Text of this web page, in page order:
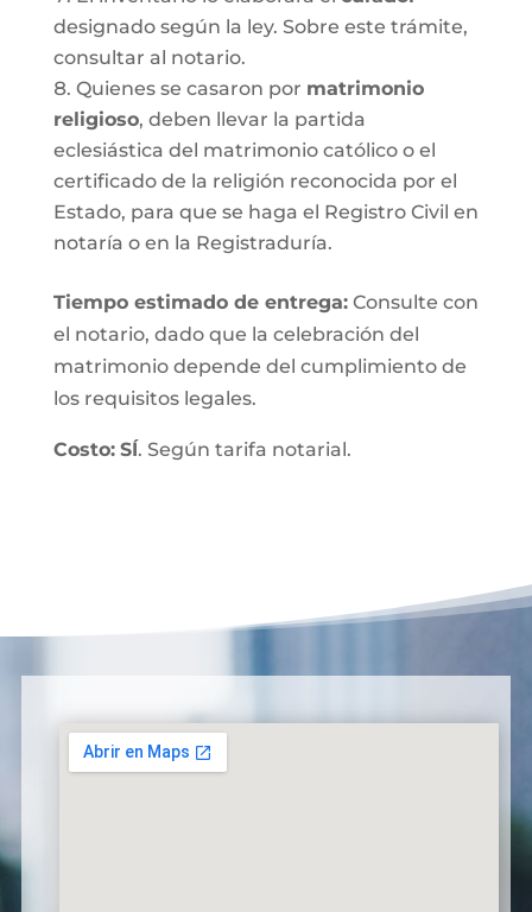
designado según la ley. Sobre este trámite,
consultar al notario.
Quienes se casaron por matrimonio
religioso, deben llevar la partida
eclesiástica del matrimonio católico o el
certificado de la religión reconocida por el
Estado, para que se haga el Registro Civil en
notaría o en la Registraduría.
Tiempo estimado de entrega:Consulte con
el notario, dado que la celebración del
matrimonio depende del cumplimiento de
los requisitos legales.
Costo: SÍ. Según tarifa notarial.